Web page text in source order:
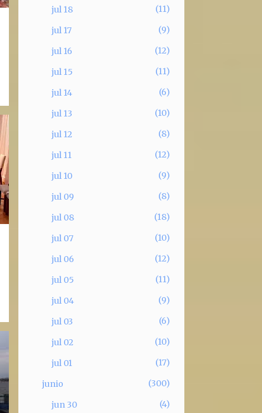
jul 18
11
jul 17
9
jul 16
12
jul 15
11
jul 14
6
jul 13
10
jul 12
8
jul 11
12
jul 10
9
jul 09
8
jul 08
18
jul 07
10
jul 06
12
jul 05
11
jul 04
9
jul 03
6
jul 02
10
jul 01
17
junio
300
jun 30
4